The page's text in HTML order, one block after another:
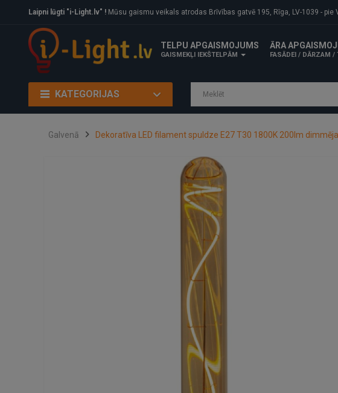
Laipni lūgti "i-Light.lv" ! Mūsu gaismu veikals atrodas Brīvības gatvē 195, Rīga, LV-1039 - pie VEF-
TELPU APGAISMOJUMS
GAISMEKĻI IEKŠTELPĀM
ĀRA
FASĀDEI / DĀRZAM /
KATEGORIJAS
Galvenā Dekoratīva LED filament spuldze E27 T30 1800K 200lm